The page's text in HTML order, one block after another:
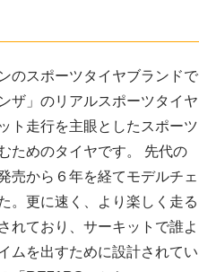
のスポーツタイヤブランドで
ザ」のリアルスポーツタイヤ
ト走行を主眼としたスポーツ
ためのタイヤです。 先代の
売から６年を経てモデルチェ
。更に速く、より楽しく走る
れており、サーキットで誰よ
ムを出すために設計されてい